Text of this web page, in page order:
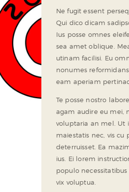
Ne fugit essent
Qui dico dicam
Ius posse omnes
sea amet oblique.
utinam facilisi. Eu
nonumes
eam aperiam
Te posse nostro
agam audire eu mei,
voluptaria an mel. Ut
maiestatis nec, vis cu
deterruisset. Ea
ius. Ei lorem instructior
populo necessitatibus
vix voluptua.